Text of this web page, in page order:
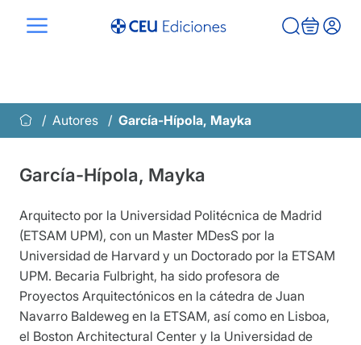
Autores García-Hípola, Mayka
García-Hípola, Mayka
Arquitecto por la Universidad Politécnica de Madrid
(ETSAM UPM), con un Master MDesS por la
Universidad de Harvard y un Doctorado por la ETSAM
UPM. Becaria Fulbright, ha sido profesora de
Proyectos Arquitectónicos en la cátedra de Juan
Navarro Baldeweg en la ETSAM, así como en Lisboa,
el Boston Architectural Center y la Universidad de